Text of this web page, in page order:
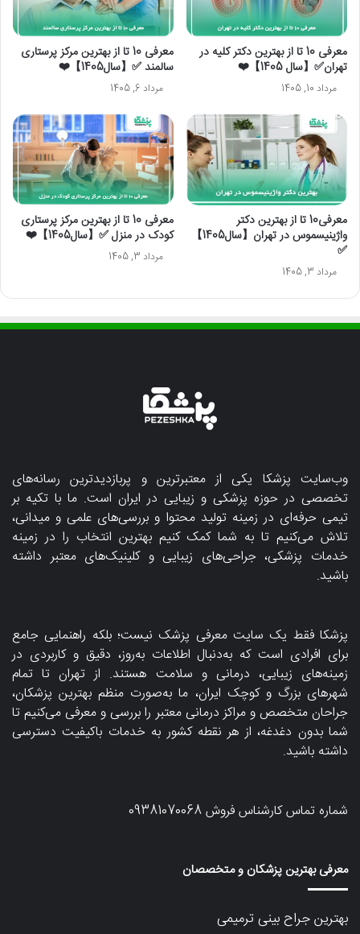
معرفی 10 تا از بهترین دکتر کلیه در
تهران✅【سال 1405】❤️
مرداد 10, 1405
معرفی 10 تا از بهترین مرکز پرستاری
سالمند ✅【سال1405】❤️
مرداد 6, 1405
معرفی10 تا از بهترین دکتر
واژینیسموس در تهران【سال1405】
✅
مرداد 3, 1405
معرفی 10 تا از بهترین مرکز پرستاری
کودک در منزل ✅【سال1405】❤️
مرداد 3, 1405
وب‌سایت پزشکا یکی از معتبرترین و پربازدیدترین رسانه‌های
تخصصی در حوزه پزشکی و زیبایی در ایران است. ما با تکیه بر
تیمی حرفه‌ای در زمینه تولید محتوا و بررسی‌های علمی و میدانی،
تلاش می‌کنیم تا به شما کمک کنیم بهترین انتخاب را در زمینه
خدمات پزشکی، جراحی‌های زیبایی و کلینیک‌های معتبر داشته
باشید.
پزشکا فقط یک سایت معرفی پزشک نیست؛ بلکه راهنمایی جامع
برای افرادی است که به‌دنبال اطلاعات به‌روز، دقیق و کاربردی در
زمینه‌های زیبایی، درمانی و سلامت هستند. از تهران تا تمام
شهرهای بزرگ و کوچک ایران، ما به‌صورت منظم بهترین پزشکان،
جراحان متخصص و مراکز درمانی معتبر را بررسی و معرفی می‌کنیم تا
شما بدون دغدغه، از هر نقطه کشور به خدمات باکیفیت دسترسی
داشته باشید.
شماره تماس کارشناس فروش09381070068
معرفی بهترین پزشکان و متخصصان
بهترین جراح بینی ترمیمی